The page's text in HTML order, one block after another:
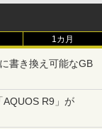
1カ月
書き換え可能なGB
R9」が